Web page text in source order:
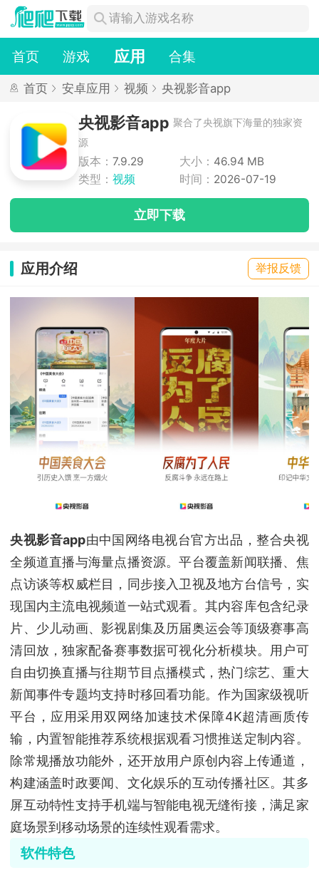
首页 游戏 应用 合集
首页 安卓应用 视频 央视影音app
央视影音app 聚合了央视旗下海量的独家资
源
版本： 7.9.29 大小： 46.94 MB
类型： 视频 时间： 2026-07-19
立即下载
应用介绍 举报反馈
央视影音app由中国网络电视台官方出品，整合央视
全频道直播与海量点播资源。平台覆盖新闻联播、焦
点访谈等权威栏目，同步接入卫视及地方台信号，实
现国内主流电视频道一站式观看。其内容库包含纪录
片、少儿动画、影视剧集及历届奥运会等顶级赛事高
清回放，独家配备赛事数据可视化分析模块。用户可
自由切换直播与往期节目点播模式，热门综艺、重大
新闻事件专题均支持时移回看功能。作为国家级视听
平台，应用采用双网络加速技术保障4K超清画质传
输，内置智能推荐系统根据观看习惯推送定制内容。
除常规播放功能外，还开放用户原创内容上传通道，
构建涵盖时政要闻、文化娱乐的互动传播社区。其多
屏互动特性支持手机端与智能电视无缝衔接，满足家
庭场景到移动场景的连续性观看需求。
软件特色